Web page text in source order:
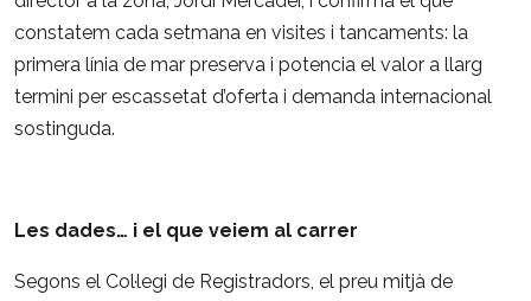
constatem cada setmana en visites i tancaments: la
primera línia de mar preserva i potencia el valor a llarg
termini per escassetat d’oferta i demanda internacional
sostinguda.
Les dades… i el que veiem al carrer
Segons el Col·legi de Registradors, el preu mitjà de